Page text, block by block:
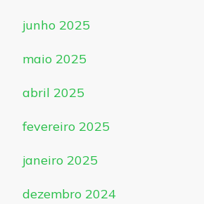
junho 2025
maio 2025
abril 2025
fevereiro 2025
janeiro 2025
dezembro 2024